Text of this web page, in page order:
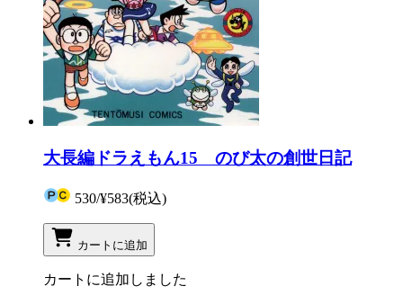
大長編ドラえもん15 のび太の創世日記
530/¥583(税込)
カートに追加
カートに追加しました